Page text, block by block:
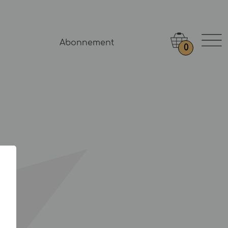
Abonnement
0